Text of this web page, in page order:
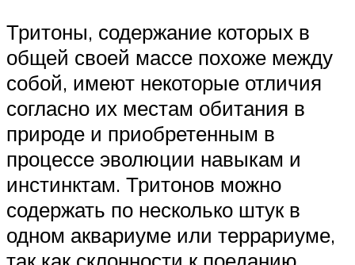
Тритоны, содержание которых в
общей своей массе похоже между
собой, имеют некоторые отличия
согласно их местам обитания в
природе и приобретенным в
процессе эволюции навыкам и
инстинктам. Тритонов можно
содержать по несколько штук в
одном аквариуме или террариуме,